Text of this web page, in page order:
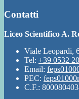
Contatti
Liceo Scientifico A.
Viale Leopardi,
Tel: +39 0532
Email:
PEC:
C.F.: